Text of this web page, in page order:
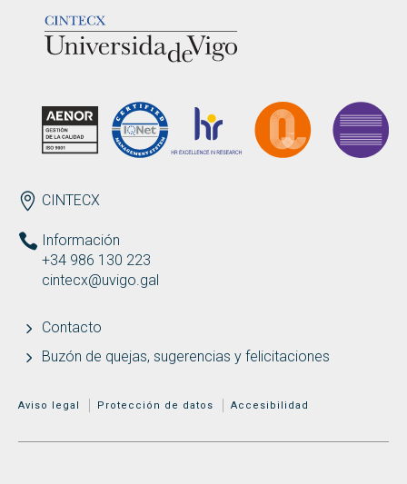
Igualdad
GL EN Search
por:
BUSCAR
ENDEREZO ES
CINTECX
Información
+34 986 130 223
cintecx@uvigo.gal
Contacto
Buzón de quejas, sugerencias y felicitaciones
MENÚ ADICIONAL
Aviso legal Protección de datos Accesibilidad